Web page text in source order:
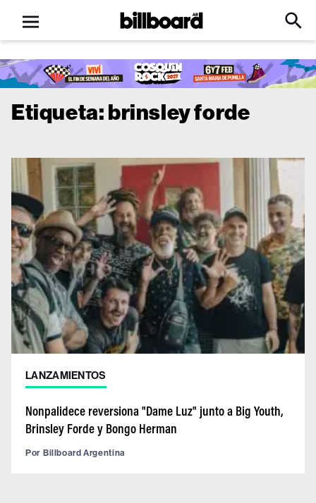
Open
menu
Billboard
Click
Input
Etiqueta:brinsley forde
LANZAMIENTOS
Nonpalidece reversiona "Dame Luz" junto a Big Youth,
Brinsley Forde y Bongo Herman
Por Billboard Argentina